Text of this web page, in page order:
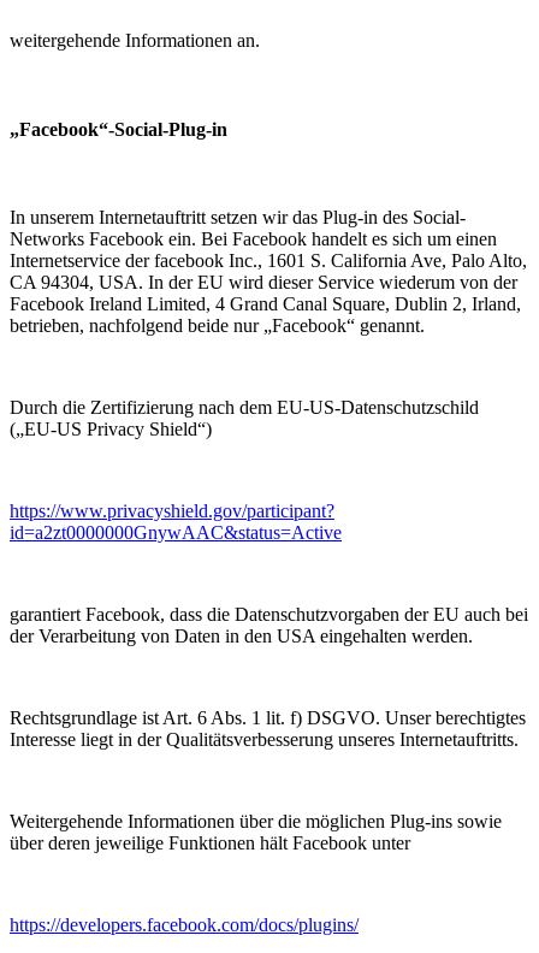
weitergehende Informationen an.
„Facebook“-Social-Plug-in
In unserem Internetauftritt setzen wir das Plug-in des Social-
Networks Facebook ein. Bei Facebook handelt es sich um einen
Internetservice der facebook Inc., 1601 S. California Ave, Palo Alto,
CA 94304, USA. In der EU wird dieser Service wiederum von der
Facebook Ireland Limited, 4 Grand Canal Square, Dublin 2, Irland,
betrieben, nachfolgend beide nur „Facebook“ genannt.
Durch die Zertifizierung nach dem EU-US-Datenschutzschild
(„EU-US Privacy Shield“)
https://www.privacyshield.gov/participant?
id=a2zt0000000GnywAAC&status=Active
garantiert Facebook, dass die Datenschutzvorgaben der EU auch bei
der Verarbeitung von Daten in den USA eingehalten werden.
Rechtsgrundlage ist Art. 6 Abs. 1 lit. f) DSGVO. Unser berechtigtes
Interesse liegt in der Qualitätsverbesserung unseres Internetauftritts.
Weitergehende Informationen über die möglichen Plug-ins sowie
über deren jeweilige Funktionen hält Facebook unter
https://developers.facebook.com/docs/plugins/